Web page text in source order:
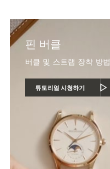
핀 버클
버클 및 스트랩 장착 방법
튜토리얼 시청하기